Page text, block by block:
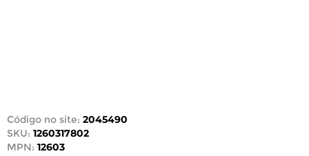
Código no site: 2045490
SKU: 1260317802
MPN: 12603